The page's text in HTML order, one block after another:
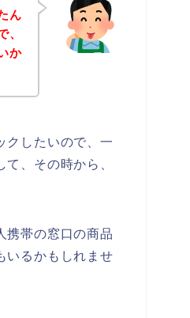
ん
、
か
クしたいので、一
、その時から、
携帯の窓口の商品
いるかもしれませ